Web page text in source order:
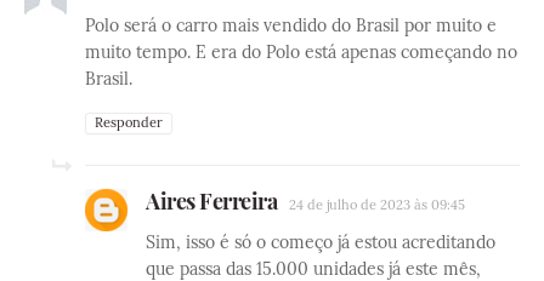
Polo será o carro mais vendido do Brasil por muito e
muito tempo. E era do Polo está apenas começando no
Brasil.
Responder
Aires Ferreira 24 de julho de 2023 às 09:45
Sim, isso é só o começo já estou acreditando
que passa das 15.000 unidades já este mês,